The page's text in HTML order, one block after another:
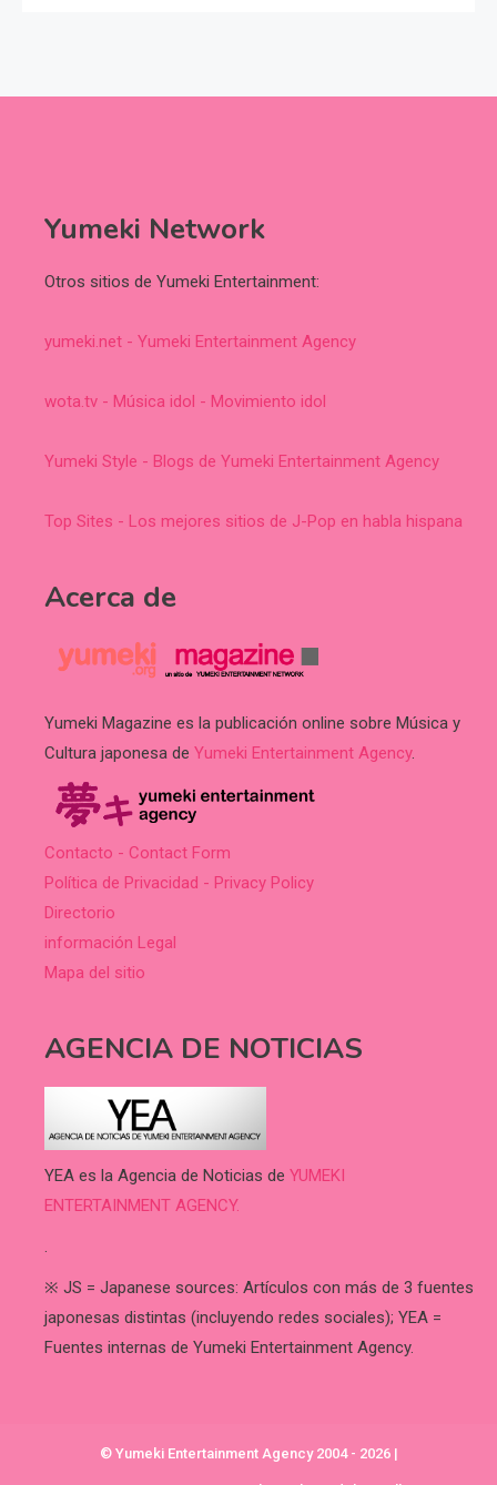
Yumeki Network
Otros sitios de Yumeki Entertainment:
yumeki.net - Yumeki Entertainment Agency
wota.tv - Música idol - Movimiento idol
Yumeki Style - Blogs de Yumeki Entertainment Agency
Top Sites - Los mejores sitios de J-Pop en habla hispana
Acerca de
Yumeki Magazine es la publicación online sobre Música y
Cultura japonesa de Yumeki Entertainment Agency.
Contacto - Contact Form
Política de Privacidad - Privacy Policy
Directorio
información Legal
Mapa del sitio
AGENCIA DE NOTICIAS
YEA es la Agencia de Noticias de YUMEKI
ENTERTAINMENT AGENCY.
.
※ JS = Japanese sources: Artículos con más de 3 fuentes
japonesas distintas (incluyendo redes sociales); YEA =
Fuentes internas de Yumeki Entertainment Agency.
© Yumeki Entertainment Agency 2004 - 2026 |